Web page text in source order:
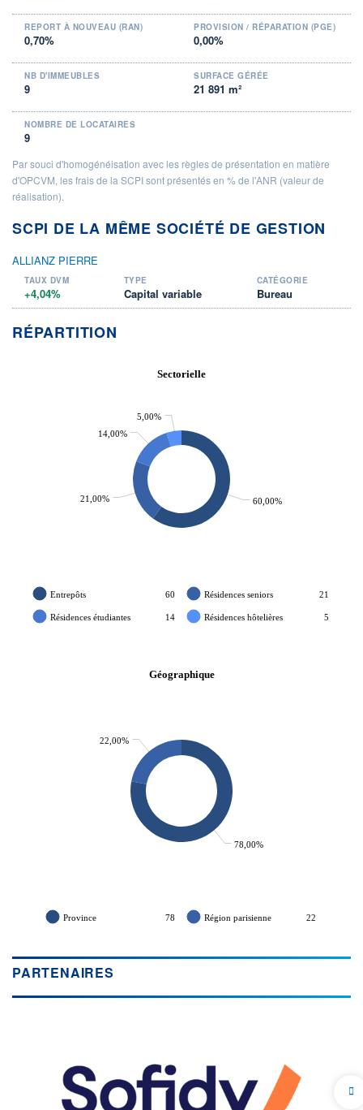
REPORT À NOUVEAU (RAN)
0,70%
PROVISION / RÉPARATION (PGE)
0,00%
NB D'IMMEUBLES
9
SURFACE GÉRÉE
21 891 m²
NOMBRE DE LOCATAIRES
9
Par souci d'homogénéisation avec les règles de présentation en matière
d'OPCVM, les frais de la SCPI sont présentés en % de l'ANR (valeur de
réalisation).
SCPI DE LA MÊME SOCIÉTÉ DE GESTION
ALLIANZ PIERRE
TAUX DVM
+4,04%
TYPE
Capital variable
CATÉGORIE
Bureau
RÉPARTITION
60,00%
21,00%
14,00%
5,00%
Sectorielle
Entrepôts 60 Résidences seniors 21
Résidences étudiantes 14 Résidences hôtelières 5
78,00%
22,00%
Géographique
Province 78 Région parisienne 22
PARTENAIRES